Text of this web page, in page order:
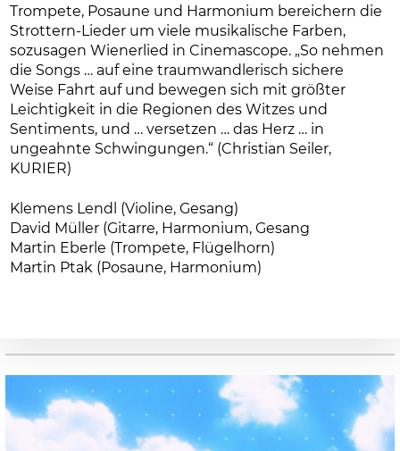
Trompete, Posaune und Harmonium bereichern die
Strottern-Lieder um viele musikalische Farben,
sozusagen Wienerlied in Cinemascope. „So nehmen
die Songs … auf eine traumwandlerisch sichere
Weise Fahrt auf und bewegen sich mit größter
Leichtigkeit in die Regionen des Witzes und
Sentiments, und … versetzen … das Herz … in
ungeahnte Schwingungen.“ (Christian Seiler,
KURIER)
Klemens Lendl (Violine, Gesang)
David Müller (Gitarre, Harmonium, Gesang
Martin Eberle (Trompete, Flügelhorn)
Martin Ptak (Posaune, Harmonium)